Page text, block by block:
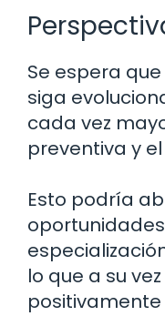
Se espera
siga
cada vez
preventiva y
Esto podría
lo que a su
positivamente